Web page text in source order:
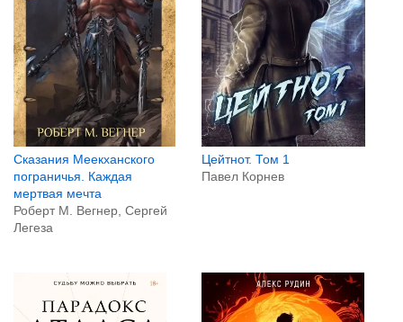
Сказания Меекханского
пограничья. Каждая
мертвая мечта
Роберт М. Вегнер, Сергей
Легеза
Цейтнот. Том 1
Павел Корнев